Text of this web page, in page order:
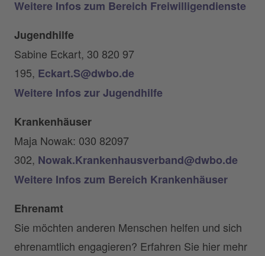
Weitere Infos zum Bereich Freiwilligendienste
Jugendhilfe
Sabine Eckart, 30 820 97
195, Eckart.S@dwbo.de
Weitere Infos zur Jugendhilfe
Krankenhäuser
Maja Nowak: 030 82097
302, Nowak.Krankenhausverband@dwbo.de
Weitere Infos zum Bereich Krankenhäuser
Ehrenamt
Sie möchten anderen Menschen helfen und sich
ehrenamtlich engagieren? Erfahren Sie hier mehr